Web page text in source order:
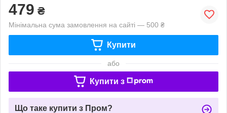
479 ₴
Мінімальна сума замовлення на сайті — 500 ₴
Купити
або
Купити з
Що таке купити з Пром?